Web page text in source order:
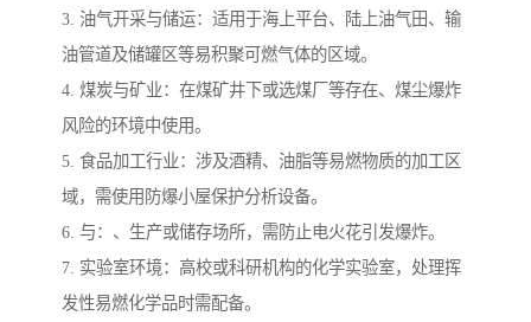
3. 油气开采与储运：适用于海上平台、陆上油气田、输
油管道及储罐区等易积聚可燃气体的区域。
4. 煤炭与矿业：在煤矿井下或选煤厂等存在、煤尘爆炸
风险的环境中使用。
5. 食品加工行业：涉及酒精、油脂等易燃物质的加工区
域，需使用防爆小屋保护分析设备。
6. 与：、生产或储存场所，需防止电火花引发爆炸。
7. 实验室环境：高校或科研机构的化学实验室，处理挥
发性易燃化学品时需配备。